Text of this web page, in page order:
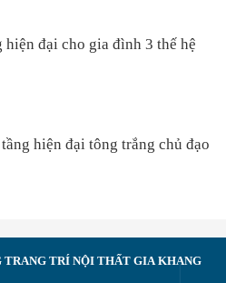
hiện đại cho gia đình 3 thế hệ
hiện đại tông trắng chủ đạo
TRANG TRÍ NỘI THẤT GIA KHANG